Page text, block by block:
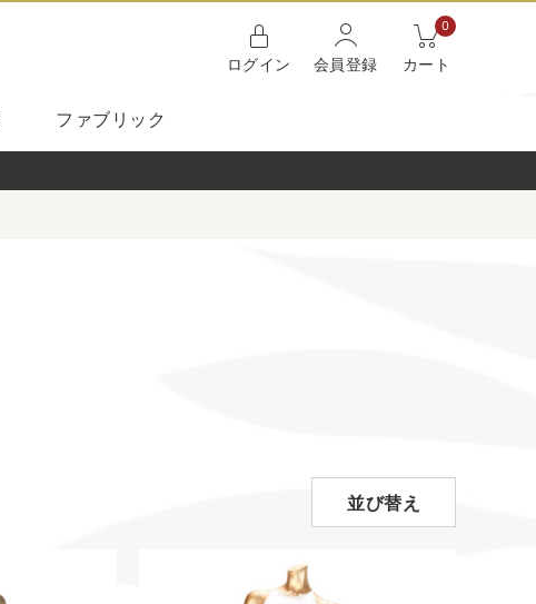
ログイン 会員登録
0
カート
ファブリック
並び替え